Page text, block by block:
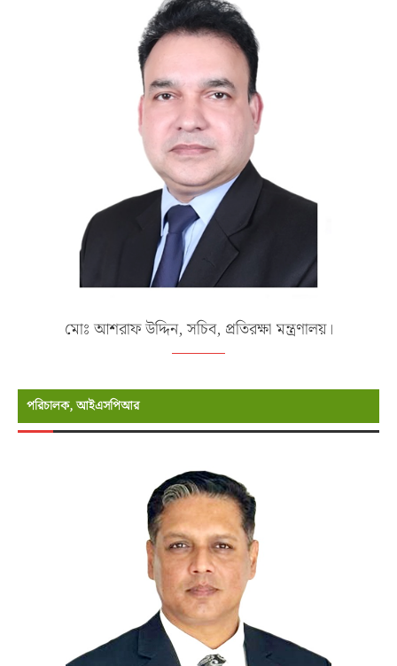
মোঃ আশরাফ উদ্দিন, সচিব, প্রতিরক্ষা মন্ত্রণালয়।
পরিচালক, আইএসপিআর